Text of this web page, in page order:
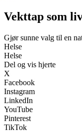
Vekttap som
Gjør sunne valg til en
Helse
Helse
Del og vis hjerte
X
Facebook
Instagram
LinkedIn
YouTube
Pinterest
TikTok